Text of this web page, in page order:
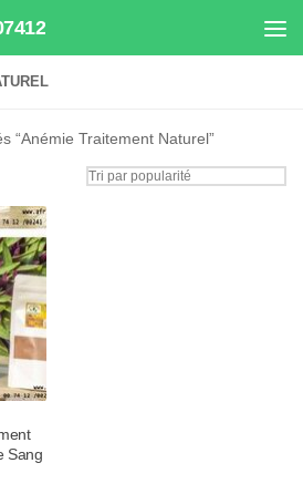
“Anémie Traitement Naturel”
Sang